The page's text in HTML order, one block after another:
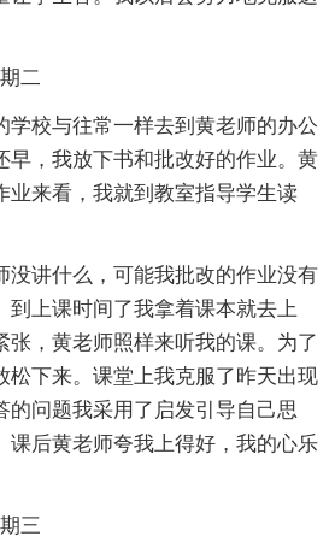
二
学校与往常一样去到黄老师的办公
早，我放下书和批改好的作业。黄
业来看，我就到教室指导学生读
没讲什么，可能我批改的作业没有
到上课时间了我拿着课本就去上
张，黄老师照样来听我的课。为了
松下来。课堂上我克服了昨天出现
的问题我采用了启发引导自己思
课后黄老师夸我上得好，我的心乐
三